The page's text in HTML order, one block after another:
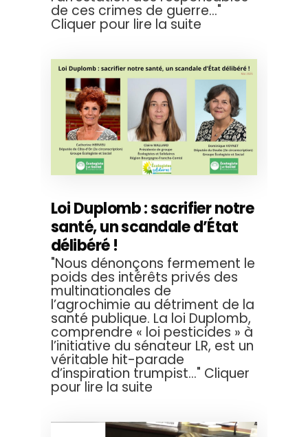
de ces crimes de guerre..."
Cliquer pour lire la suite
Loi Duplomb : sacrifier notre
santé, un scandale d’État
délibéré !
"Nous dénonçons fermement le
poids des intérêts privés des
multinationales de
l’agrochimie au détriment de la
santé publique. La loi Duplomb,
comprendre « loi pesticides » à
l’initiative du sénateur LR, est un
véritable hit-parade
d’inspiration trumpist..." Cliquer
pour lire la suite